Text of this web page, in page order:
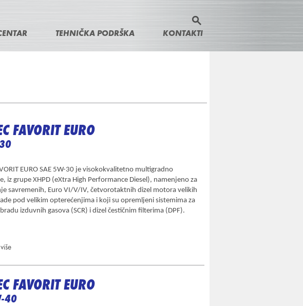
S
e
c
f
r
m
r
t
TEHNIČKA PODRŠKA KONTAKTI
FAVORIT EURO
EURO SAE 5W-30 je visokokvalitetno multigradno
iz grupe XHPD (eXtra High Performance Diesel), namenjeno za
savremenih, Euro VI/V/IV, četvorotaktnih dizel motora velikih
pod velikim opterećenjima i koji su opremljeni sistemima za
izduvnih gasova (SCR) i dizel čestičnim filterima (DPF).
FAVORIT EURO
40